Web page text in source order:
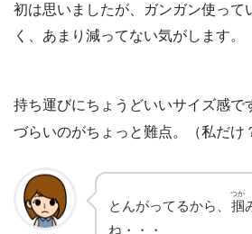
初は思いましたが、ガンガン使って
く、あまり減ってない気がします。
持ち運びにちょうどいいサイズ感で
づらいのがちょっと難点。（私だけ
とんがってるから、 掴
つか
ね・・・